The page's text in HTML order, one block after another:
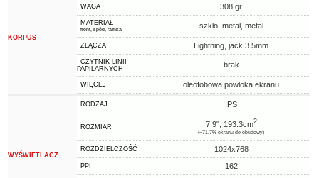
KORPUS
WAGA 308 gr
MATERIAŁ
front, spód, ramka szkło, metal, metal
ZŁĄCZA Lightning, jack 3.5mm
CZYTNIK LINII
PAPILARNYCH
brak
WIĘCEJ oleofobowa powłoka ekranu
WYŚWIETLACZ
RODZAJ IPS
ROZMIAR 7.9", 193.3cm2
(~71.7% ekranu do obudowy)
ROZDZIELCZOŚĆ 1024x768
PPI 162